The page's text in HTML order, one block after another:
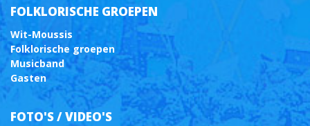
FOLKLORISCHE GROEPEN
Wit-Moussis
Folklorische groepen
Musicband
Gasten
FOTO'S / VIDEO'S